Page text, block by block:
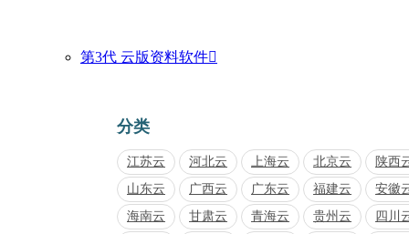
第3代 云版资料软件
分类
江苏云 河北云 上海云 北京云
陕西
山东云
广西云 广东云 福建云
安徽
海南云
甘肃云 青海云 贵州云
四川